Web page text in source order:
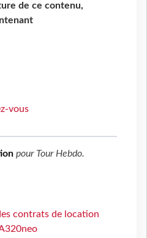
de ce contenu,
vous
pour Tour Hebdo.
contrats de location